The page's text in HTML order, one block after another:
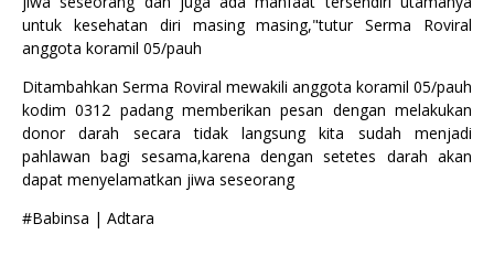
untuk kesehatan diri masing masing,"tutur Serma Roviral
anggota koramil 05/pauh
Ditambahkan Serma Roviral mewakili anggota koramil 05/pauh
kodim 0312 padang memberikan pesan dengan melakukan
donor darah secara tidak langsung kita sudah menjadi
pahlawan bagi sesama,karena dengan setetes darah akan
dapat menyelamatkan jiwa seseorang
#Babinsa | Adtara